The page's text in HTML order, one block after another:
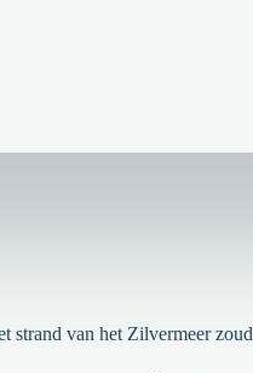
strand van het Zilvermeer